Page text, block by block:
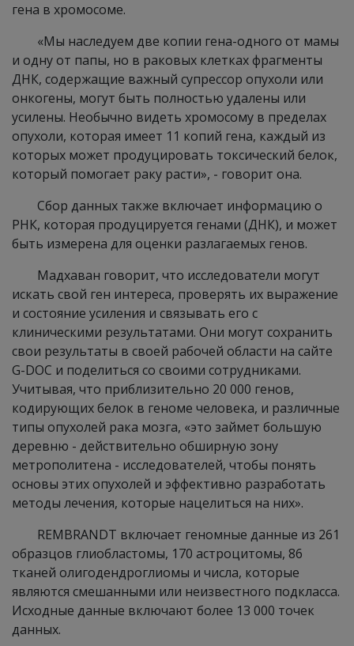
гена в хромосоме.
«Мы наследуем две копии гена-одного от мамы
и одну от папы, но в раковых клетках фрагменты
ДНК, содержащие важный супрессор опухоли или
онкогены, могут быть полностью удалены или
усилены. Необычно видеть хромосому в пределах
опухоли, которая имеет 11 копий гена, каждый из
которых может продуцировать токсический белок,
который помогает раку расти», - говорит она.
Сбор данных также включает информацию о
РНК, которая продуцируется генами (ДНК), и может
быть измерена для оценки разлагаемых генов.
Мадхаван говорит, что исследователи могут
искать свой ген интереса, проверять их выражение
и состояние усиления и связывать его с
клиническими результатами. Они могут сохранить
свои результаты в своей рабочей области на сайте
G-DOC и поделиться со своими сотрудниками.
Учитывая, что приблизительно 20 000 генов,
кодирующих белок в геноме человека, и различные
типы опухолей рака мозга, «это займет большую
деревню - действительно обширную зону
метрополитена - исследователей, чтобы понять
основы этих опухолей и эффективно разработать
методы лечения, которые нацелиться на них».
REMBRANDT включает геномные данные из 261
образцов глиобластомы, 170 астроцитомы, 86
тканей олигодендроглиомы и числа, которые
являются смешанными или неизвестного подкласса.
Исходные данные включают более 13 000 точек
данных.